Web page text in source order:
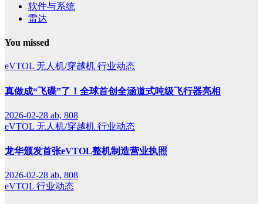
软件与系统
雷达
You missed
eVTOL 无人机/穿越机 行业动态
真做成“飞碟”了！全球首创全涵道式吨级飞行器亮相
2026-02-28 ab, 808
eVTOL 无人机/穿越机 行业动态
龙华颁发首张eVTOL整机制造营业执照
2026-02-28 ab, 808
eVTOL 行业动态